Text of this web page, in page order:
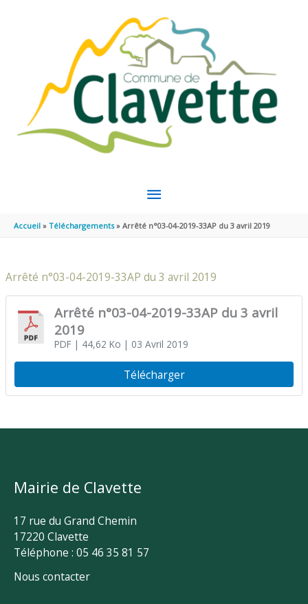
MENU
PRINCIPAL
Accueil Téléchargements Arrêté n°03-04-2019-33AP du 3 avril 2019
Arrêté n°03-04-2019-33AP du 3 avril 2019
Arrêté n°03-04-2019-33AP du 3 avril
2019
PDF| 44,62 Ko | 03 Avril 2019
Télécharger
Mairie de Clavette
17 rue du Grand Chemin
17220 Clavette
Téléphone : 05 46 35 81 57
Nous contacter